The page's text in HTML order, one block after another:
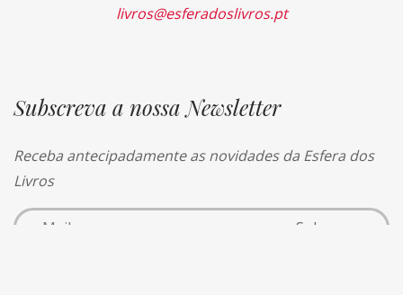
livros@esferadoslivros.pt
Subscreva a nossa Newsletter
Receba antecipadamente as novidades da Esfera dos
Livros